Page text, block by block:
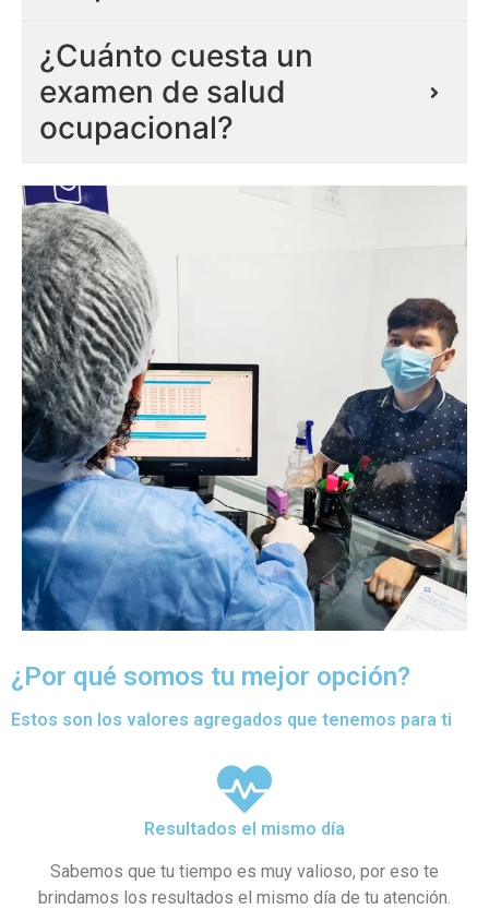
¿Cuánto cuesta un
examen de salud
ocupacional?
¿Por qué somos tu mejor opción?
Estos son los valores agregados que tenemos para ti
Resultados el mismo día
Sabemos que tu tiempo es muy valioso, por eso te
brindamos los resultados el mismo día de tu atención.